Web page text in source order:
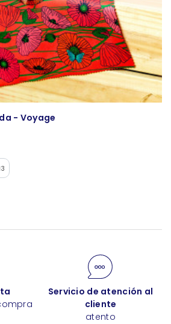
- Voyage
Servicio de atención al
cliente
atento